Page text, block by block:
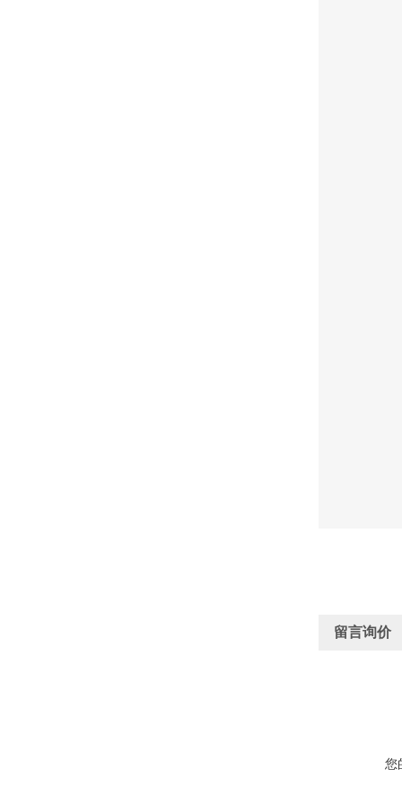
留言询价
您